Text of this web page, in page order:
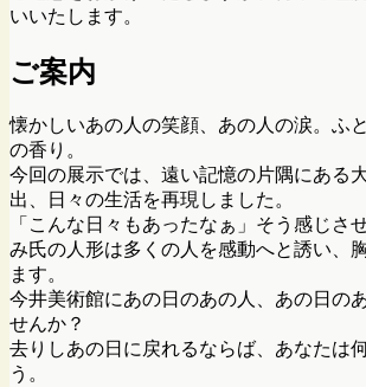
いいたします。
ご案内
懐かしいあの人の笑顔、あの人の涙。ふ
の香り。
今回の展示では、遠い記憶の片隅にある
出、日々の生活を再現しました。
「こんな日々もあったなぁ」そう感じさ
み氏の人形は多くの人を感動へと誘い、
ます。
今井美術館にあの日のあの人、あの日の
せんか？
去りしあの日に戻れるならば、あなたは
う。